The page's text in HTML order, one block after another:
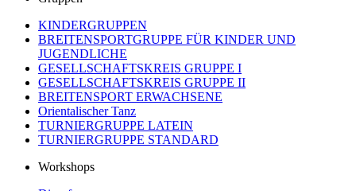
KINDERGRUPPEN
BREITENSPORTGRUPPE FÜR KINDER UND
JUGENDLICHE
GESELLSCHAFTSKREIS GRUPPE I
GESELLSCHAFTSKREIS GRUPPE II
BREITENSPORT ERWACHSENE
Orientalischer Tanz
TURNIERGRUPPE LATEIN
TURNIERGRUPPE STANDARD
Workshops